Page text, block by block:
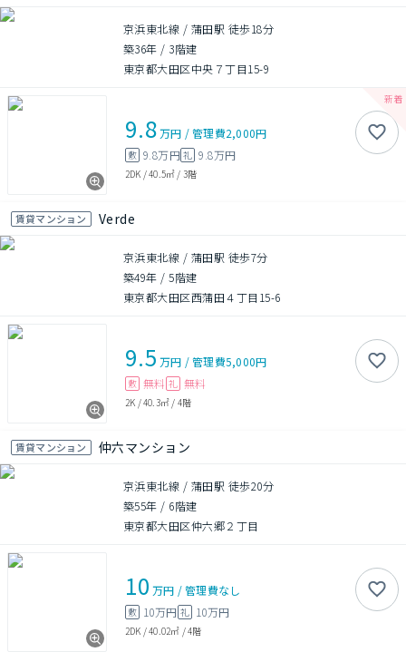
京浜東北線 / 蒲田駅 徒歩18分
築36年 / 3階建
東京都大田区中央７丁目15-9
9.8万円 /管理費2,000円
敷 9.8万円礼 9.8万円
2DK /40.5㎡ / 3階
賃貸マンション Verde
京浜東北線 / 蒲田駅 徒歩7分
築49年 /5階建
東京都大田区西蒲田４丁目15-6
9.5 万円 /管理費5,000円
敷 無料 礼 無料
2K /40.3㎡ / 4階
賃貸マンション 仲六マンション
京浜東北線 / 蒲田駅 徒歩20分
築55年 / 6階建
東京都大田区仲六郷２丁目
10 万円 /管理費なし
敷 10万円 礼 10万円
2DK /40.02㎡ /4階